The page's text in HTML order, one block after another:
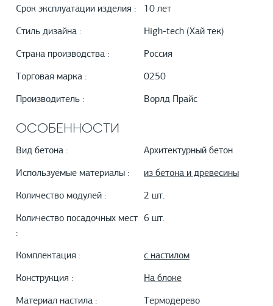
Срок эксплуатации изделия : 10 лет
Стиль дизайна : High-tech (Хай тек)
Страна производства : Россия
Торговая марка : 0250
Производитель : Ворлд Прайс
ОСОБЕННОСТИ
Вид бетона : Архитектурный бетон
Используемые материалы : из бетона и древесины
Количество модулей : 2 шт.
Количество посадочных мест
:
6 шт.
Комплектация : с настилом
Конструкция : На блоке
Материал настила : Термодерево